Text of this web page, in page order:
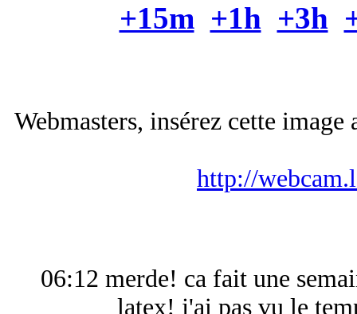
+15m +1h +3h
Webmasters, insérez cette
http://
06:12 merde! ca fait une
latex! j'ai pas vu le